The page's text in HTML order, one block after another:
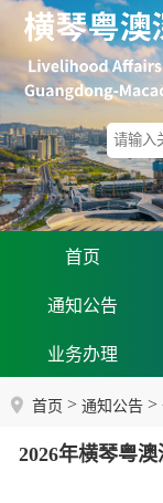
首页
通知公告
业务办理
首页 > 通知公告 >
2026年横琴粤